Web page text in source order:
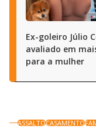
Ex-goleiro Júlio
avaliado em
para a mulher
ASSALTOCASAMENTO